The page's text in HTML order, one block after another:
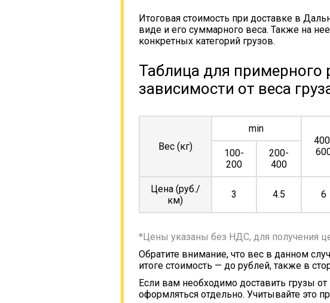
Итоговая стоимость при доставке в
виде и его суммарного веса. Также на
конкретных категорий грузов.
Таблица для примерного
зависимости от веса
Вес (кг)
min
100-
200
200-
400
Цена (руб./
км)
3 4.5 6
*Цены указаны без НДС, для получения
Обратите внимание, что вес в данном
итоге стоимость — до рублей, также в
Если вам необходимо доставить грузы
оформляться отдельно. Учитывайте это